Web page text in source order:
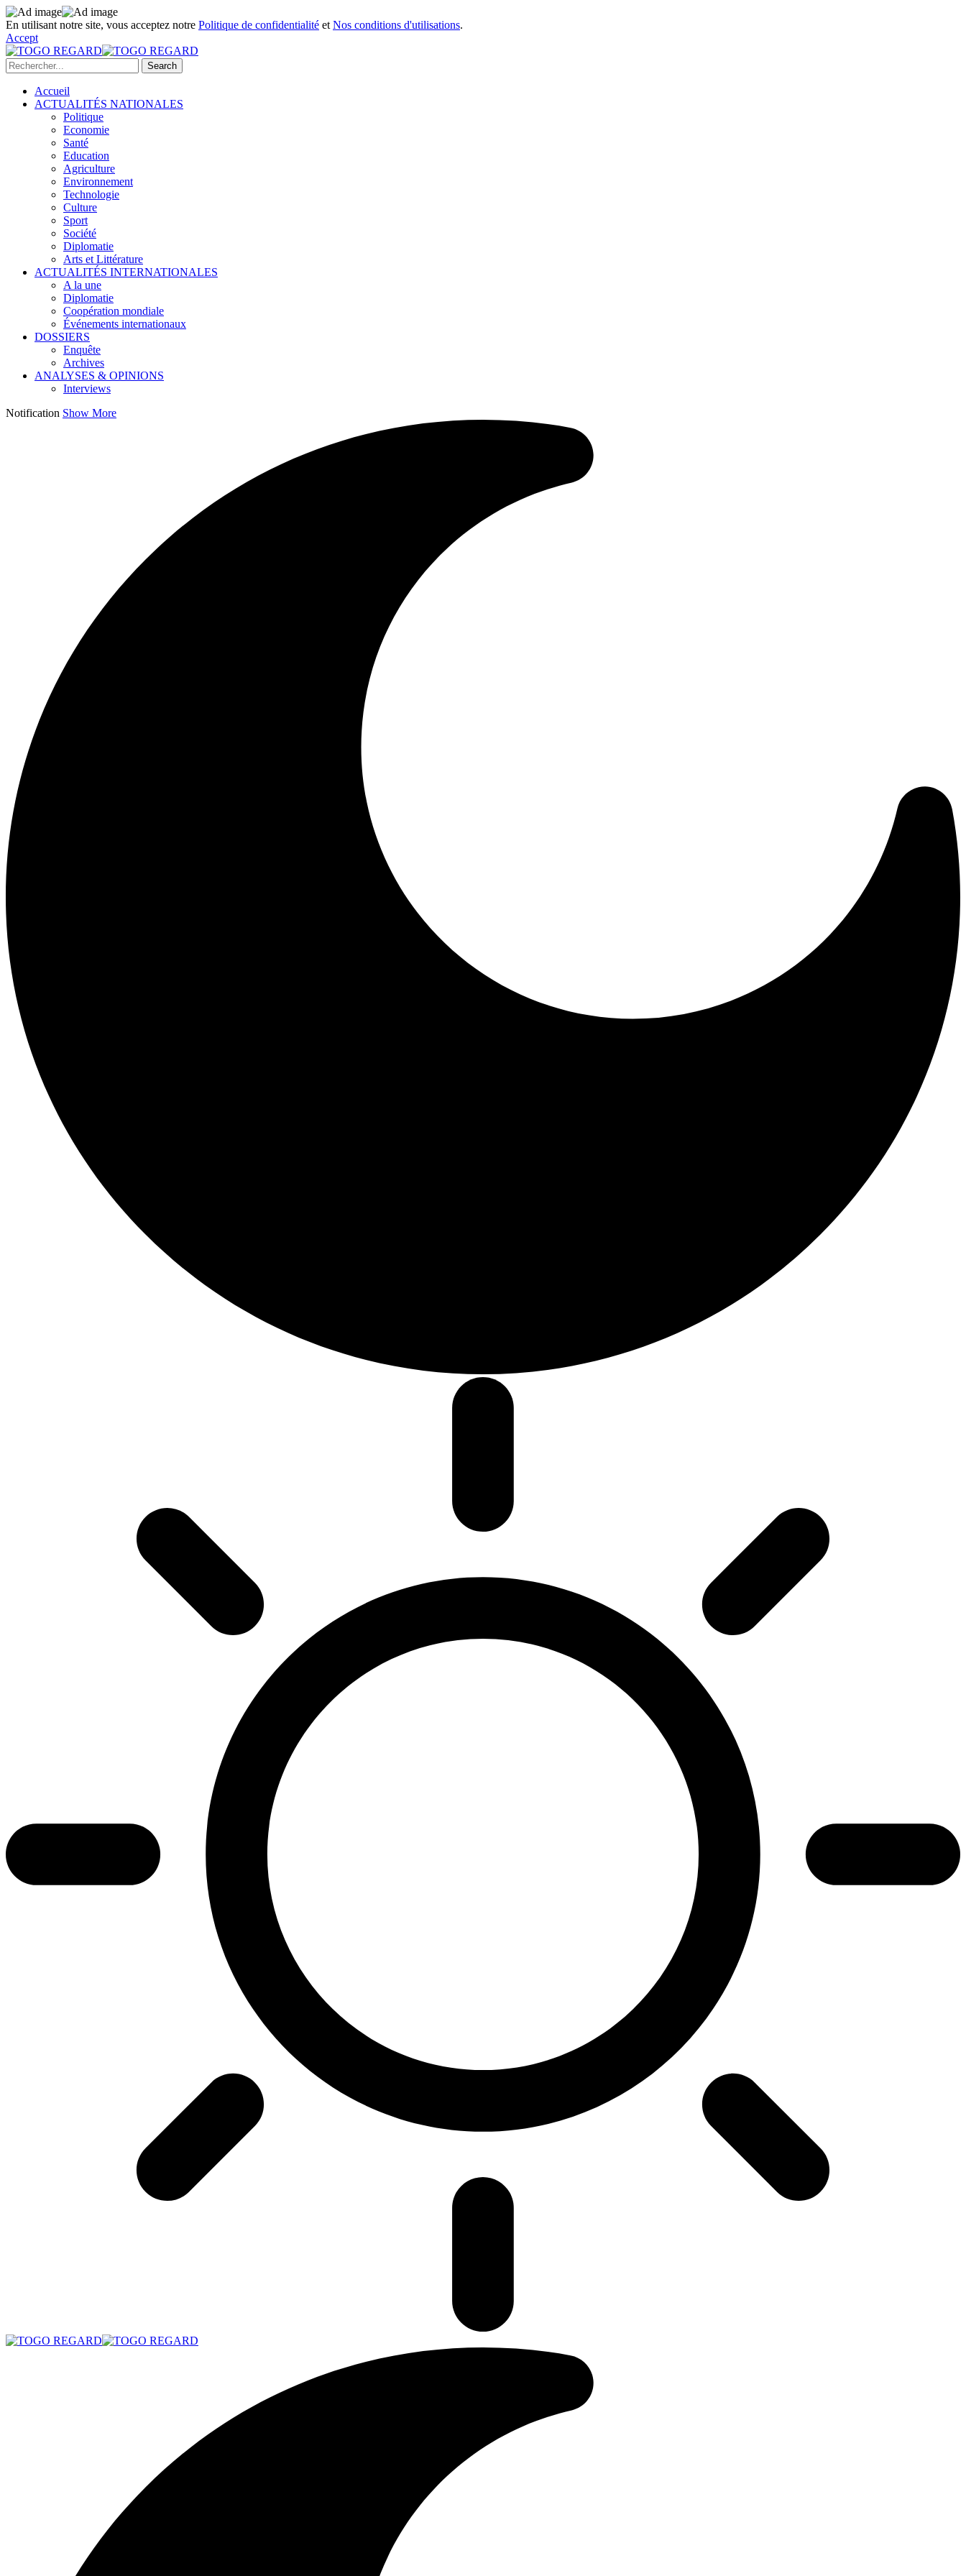
En utilisant notre site, vous acceptez notre Politique de confidentialité et Nos conditions d'utilisations.
Accept
Accueil
ACTUALITÉS NATIONALES
Politique
Economie
Santé
Education
Agriculture
Environnement
Technologie
Culture
Sport
Société
Diplomatie
Arts et Littérature
ACTUALITÉS INTERNATIONALES
A la une
Diplomatie
Coopération mondiale
Événements internationaux
DOSSIERS
Enquête
Archives
ANALYSES & OPINIONS
Interviews
Notification Show More